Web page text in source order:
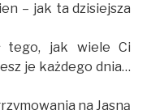
– jak ta dzisiejsza
tego, jak wiele Ci
je każdego dnia…
na Jasną